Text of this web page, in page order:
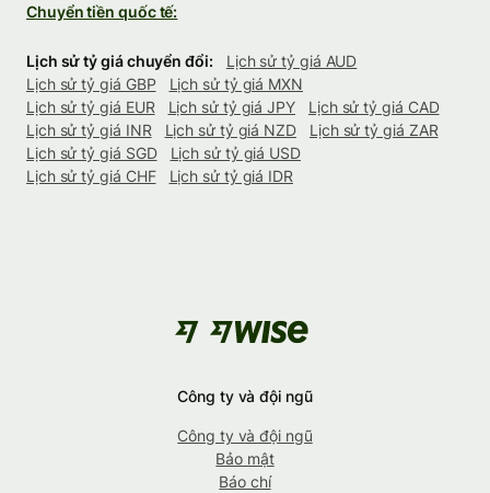
Chuyển tiền quốc tế:
Lịch sử tỷ giá chuyển đổi:
Lịch sử tỷ giá AUD
Lịch sử tỷ giá GBP
Lịch sử tỷ giá MXN
Lịch sử tỷ giá EUR
Lịch sử tỷ giá JPY
Lịch sử tỷ giá CAD
Lịch sử tỷ giá INR
Lịch sử tỷ giá NZD
Lịch sử tỷ giá ZAR
Lịch sử tỷ giá SGD
Lịch sử tỷ giá USD
Lịch sử tỷ giá CHF
Lịch sử tỷ giá IDR
Công ty và đội ngũ
Công ty và đội ngũ
Bảo mật
Báo chí